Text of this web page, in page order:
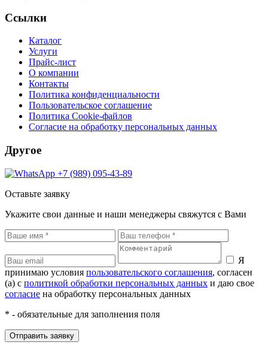
Ссылки
Каталог
Услуги
Прайс-лист
О компании
Контакты
Политика конфиденциальности
Пользовательское соглашение
Политика Cookie-файлов
Согласие на обработку персональных данных
Другое
+7 (989) 095-43-89
Оставьте заявку
Укажите свои данные и наши менеджеры свяжутся с Вами
Я
принимаю условия пользовательского соглашения, согласен
(а) с политикой обработки персональных данных и даю свое
согласие на обработку персональных данных
* - обязательные для заполнения поля
Отправить заявку